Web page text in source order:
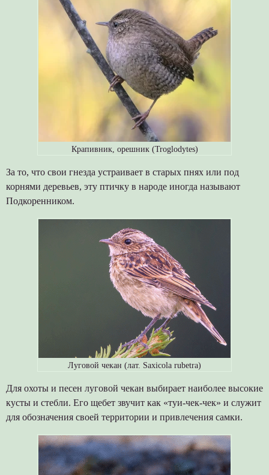
Крапивник, орешник (Troglodytes)
За то, что свои гнезда устраивает в старых пнях или под
корнями деревьев, эту птичку в народе иногда называют
Подкоренником.
Луговой чекан (лат. Saxicola rubetra)
Для охоты и песен луговой чекан выбирает наиболее высокие
кусты и стебли. Его щебет звучит как «туи-чек-чек» и служит
для обозначения своей территории и привлечения самки.